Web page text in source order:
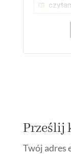
Prześlij
Twój adres